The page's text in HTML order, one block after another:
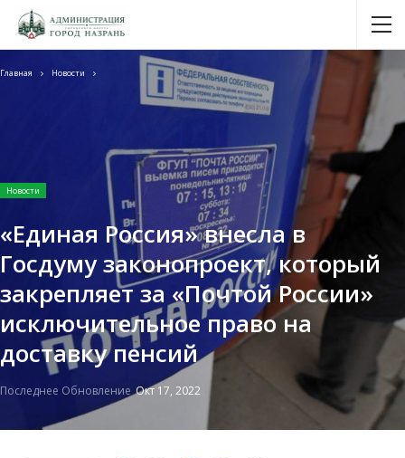
Главная Новости
Новости
«Единая Россия» внесла в
Госдуму законопроект, который
закрепляет за «Почтой России»
исключительное право на
доставку пенсий
Последнее ОбновлениеОкт 17, 2022